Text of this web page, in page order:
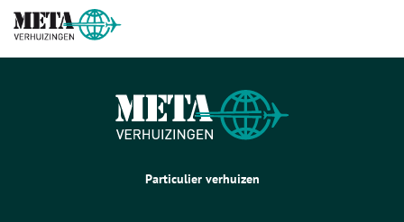
Particulier verhuizen